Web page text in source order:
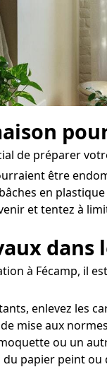
de préparer
être
en
et tentez à
dans
à Fécamp, il
enlevez les
mise aux
ou un
papier peint